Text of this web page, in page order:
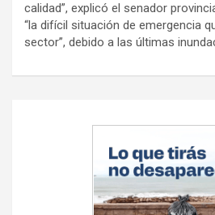
calidad”, explicó el senador
“la difícil situación de emergencia
sector”, debido a las últimas